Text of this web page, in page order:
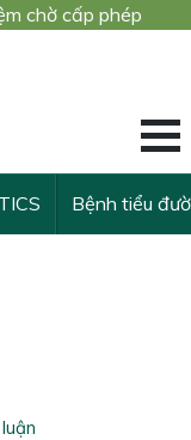
chờ cấp phép
KẾ THỪA VÀ
Bệnh tiểu